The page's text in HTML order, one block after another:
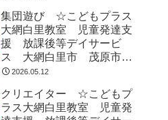
集団遊び ☆こどもプラス
大網白里教室 児童発達支
援 放課後等デイサービ
ス 大網白里市 茂原市
白子町
2026.05.12
クリエイター ☆こどもプ
ラス大網白里教室 児童発